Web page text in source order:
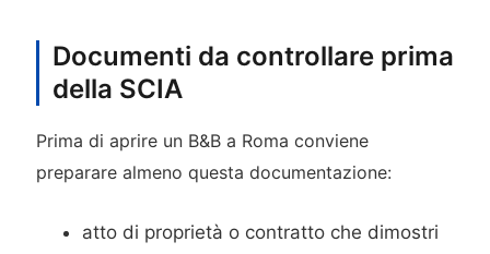
Documenti da controllare prima
della SCIA
Prima di aprire un B&B a Roma conviene
preparare almeno questa documentazione:
atto di proprietà o contratto che dimostri